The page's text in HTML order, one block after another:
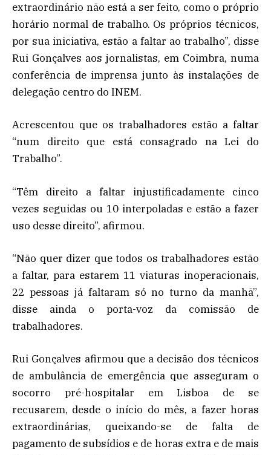
extraordinário não está a ser feito, como o próprio
horário normal de trabalho. Os próprios técnicos,
por sua iniciativa, estão a faltar ao trabalho”, disse
Rui Gonçalves aos jornalistas, em Coimbra, numa
conferência de imprensa junto às instalações de
delegação centro do INEM.
Acrescentou que os trabalhadores estão a faltar
“num direito que está consagrado na Lei do
Trabalho”.
“Têm direito a faltar injustificadamente cinco
vezes seguidas ou 10 interpoladas e estão a fazer
uso desse direito”, afirmou.
“Não quer dizer que todos os trabalhadores estão
a faltar, para estarem 11 viaturas inoperacionais,
22 pessoas já faltaram só no turno da manhã”,
disse ainda o porta-voz da comissão de
trabalhadores.
Rui Gonçalves afirmou que a decisão dos técnicos
de ambulância de emergência que asseguram o
socorro pré-hospitalar em Lisboa de se
recusarem, desde o início do mês, a fazer horas
extraordinárias, queixando-se de falta de
pagamento de subsídios e de horas extra e de mais